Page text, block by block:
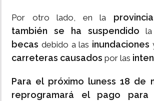
Por otro lado, en la
también se ha suspendido la
becas debido a las inundaciones
carreteras causados por las
Para el próximo luness 18 de
reprogramará el pago para